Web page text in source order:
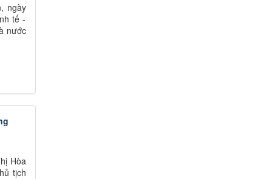
ngày
tế -
nước
Hòa
tịch